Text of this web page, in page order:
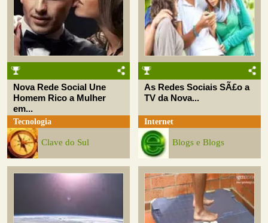
Nova Rede Social Une
Homem Rico a Mulher
em...
Tecnologia
Clave do Sul
As Redes Sociais SÃ£o a
TV da Nova...
Internet
Blogs e Blogs